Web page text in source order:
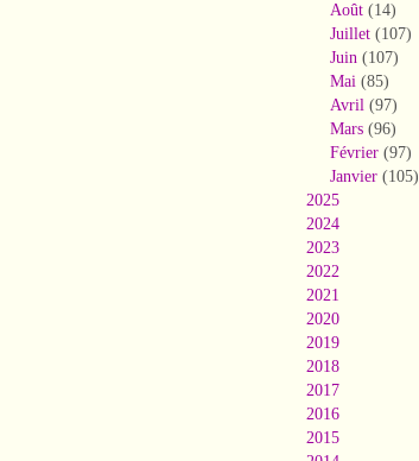
Août (14)
Juillet (107)
Juin (107)
Mai (85)
Avril (97)
Mars (96)
Février (97)
Janvier (105)
2025
2024
2023
2022
2021
2020
2019
2018
2017
2016
2015